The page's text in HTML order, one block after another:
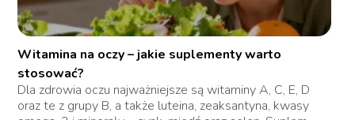
Witamina na oczy – jakie suplementy warto
stosować?
Dla zdrowia oczu najważniejsze są witaminy A, C, E, D
oraz te z grupy B, a także luteina, zeaksantyna, kwasy